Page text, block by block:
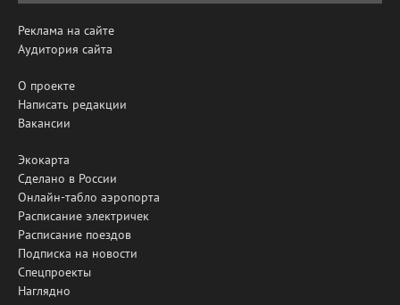
Реклама на сайте
Аудитория сайта
О проекте
Написать редакции
Вакансии
Экокарта
Сделано в России
Онлайн-табло аэропорта
Расписание электричек
Расписание поездов
Подписка на новости
Спецпроекты
Наглядно